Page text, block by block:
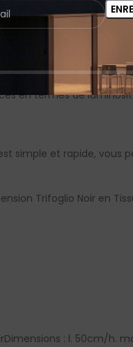
en termes de
simple et rapide,
Trifoglio Noir en
Dimensions : l. 50cm/h.